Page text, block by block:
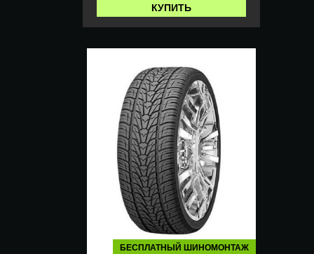
КУПИТЬ
БЕСПЛАТНЫЙ ШИНОМОНТАЖ